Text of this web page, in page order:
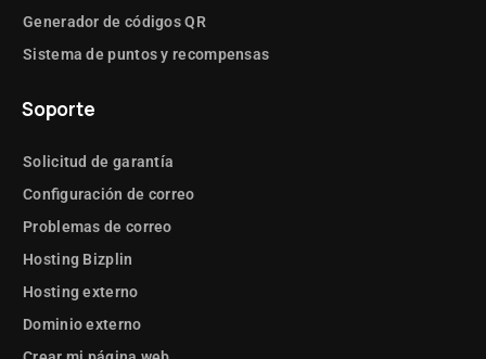
Generador de códigos QR
Sistema de puntos y recompensas
Soporte
Solicitud de garantía
Configuración de correo
Problemas de correo
Hosting Bizplin
Hosting externo
Dominio externo